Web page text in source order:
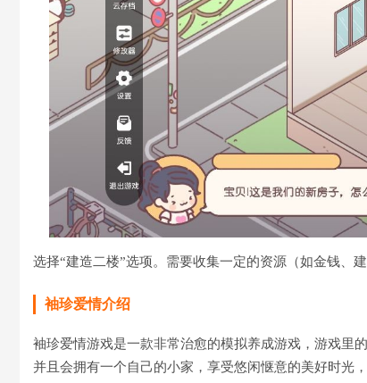
选择“建造二楼”选项。需要收集一定的资源（如金钱、
袖珍爱情介绍
袖珍爱情游戏是一款非常治愈的模拟养成游戏，游戏里
并且会拥有一个自己的小家，享受悠闲惬意的美好时光